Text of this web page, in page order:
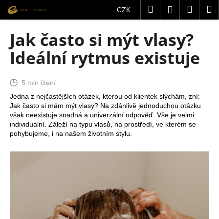
obsah
CZK HledatPřihlášení
Jak často si mýt vlasy?
Ideální rytmus existuje
5 min čtení
Jedna z nejčastějších otázek, kterou od klientek slýchám, zní:
Jak často si mám mýt vlasy? Na zdánlivě jednoduchou otázku
však neexistuje snadná a univerzální odpověď. Vše je velmi
individuální. Záleží na typu vlasů, na prostředí, ve kterém se
pohybujeme, i na našem životním stylu.
o
C
o
p
o
t
ř
e
b
u